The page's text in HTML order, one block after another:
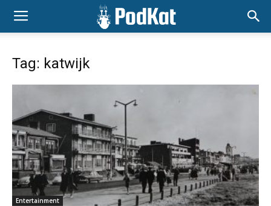
Tag: katwijk
Entertainment